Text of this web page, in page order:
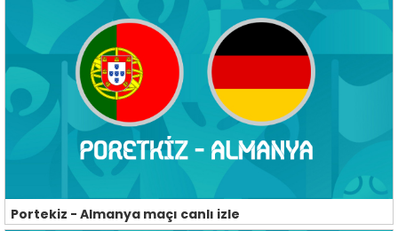
Portekiz - Almanya maçı canlı izle